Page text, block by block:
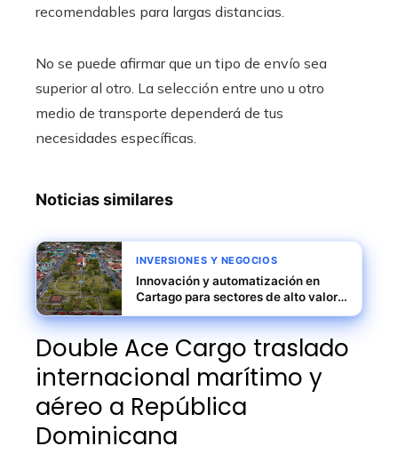
recomendables para largas distancias.
No se puede afirmar que un tipo de envío sea
superior al otro. La selección entre uno u otro
medio de transporte dependerá de tus
necesidades específicas.
Noticias similares
INVERSIONES Y NEGOCIOS
Innovación y automatización en
Cartago para sectores de alto valor
agregado
Double Ace Cargo traslado
internacional marítimo y
aéreo a República
Dominicana